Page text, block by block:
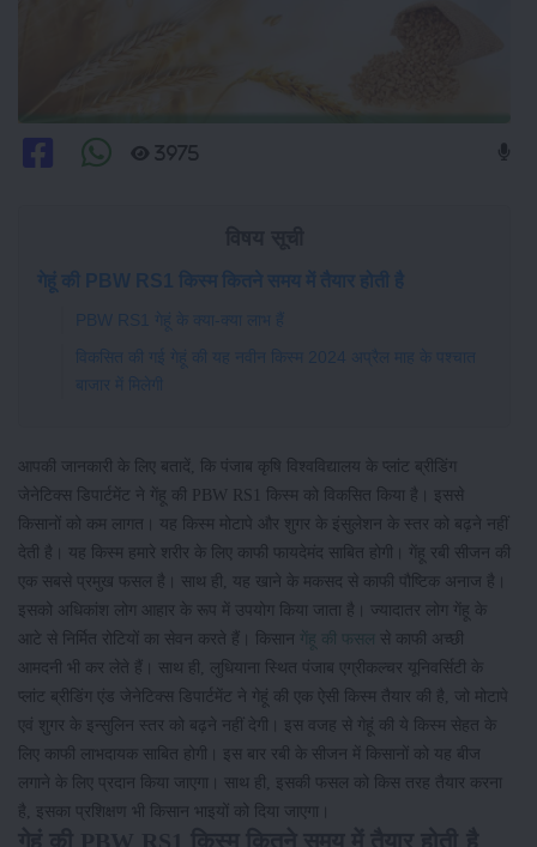
3975
गेहूं की PBW RS1 किस्म कितने समय में तैयार होती है
PBW RS1 गेहूं के क्या-क्या लाभ हैं
विकसित की गई गेहूं की यह नवीन किस्म 2024 अप्रैल माह के पश्चात
बाजार में मिलेगी
आपकी जानकारी के लिए बतादें, कि पंजाब कृषि विश्वविद्यालय के प्लांट ब्रीडिंग
जेनेटिक्स डिपार्टमेंट ने गेंहू की PBW RS1 किस्म को विकसित किया है। इससे
किसानों को कम लागत। यह किस्म मोटापे और शुगर के इंसुलेशन के स्तर को बढ़ने नहीं
देती है। यह किस्म हमारे शरीर के लिए काफी फायदेमंद साबित होगी। गेंहू रबी सीजन की
एक सबसे प्रमुख फसल है। साथ ही, यह खाने के मकसद से काफी पौष्टिक अनाज है।
इसको अधिकांश लोग आहार के रूप में उपयोग किया जाता है। ज्यादातर लोग गेंहू के
आटे से निर्मित रोटियों का सेवन करते हैं। किसान गेंहू की फसल से काफी अच्छी
आमदनी भी कर लेते हैं। साथ ही, लुधियाना स्थित पंजाब एग्रीकल्चर यूनिवर्सिटी के
प्लांट ब्रीडिंग एंड जेनेटिक्स डिपार्टमेंट ने गेहूं की एक ऐसी किस्म तैयार की है, जो मोटापे
एवं शुगर के इन्सुलिन स्तर को बढ़ने नहीं देगी। इस वजह से गेहूं की ये किस्म सेहत के
लिए काफी लाभदायक साबित होगी। इस बार रबी के सीजन में किसानों को यह बीज
लगाने के लिए प्रदान किया जाएगा। साथ ही, इसकी फसल को किस तरह तैयार करना
है, इसका प्रशिक्षण भी किसान भाइयों को दिया जाएगा।